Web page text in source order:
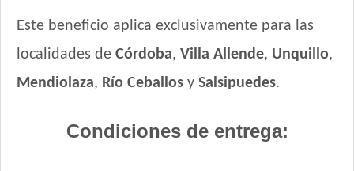
Este beneficio aplica exclusivamente para las
localidades de Córdoba, Villa Allende, Unquillo,
Mendiolaza, Río Ceballos y Salsipuedes.
Condiciones de entrega: